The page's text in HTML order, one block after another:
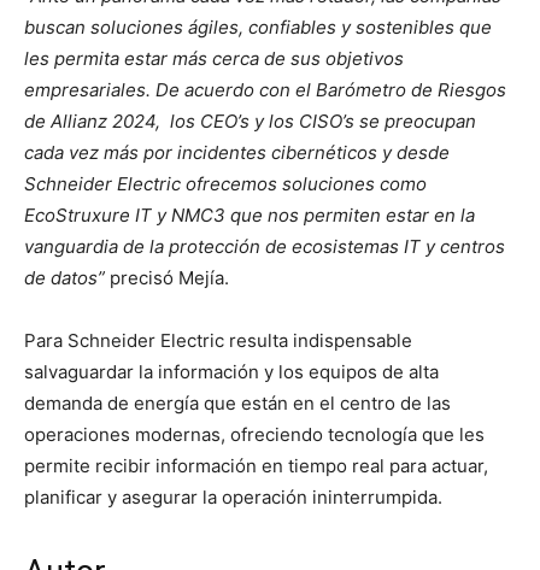
buscan soluciones ágiles, confiables y sostenibles que
les permita estar más cerca de sus objetivos
empresariales. De acuerdo con el Barómetro de Riesgos
de Allianz 2024, los CEO’s y los CISO’s se preocupan
cada vez más por incidentes cibernéticos y desde
Schneider Electric ofrecemos soluciones como
EcoStruxure IT y NMC3 que nos permiten estar en la
vanguardia de la protección de ecosistemas IT y centros
de datos” precisó Mejía.
Para Schneider Electric resulta indispensable
salvaguardar la información y los equipos de alta
demanda de energía que están en el centro de las
operaciones modernas, ofreciendo tecnología que les
permite recibir información en tiempo real para actuar,
planificar y asegurar la operación ininterrumpida.